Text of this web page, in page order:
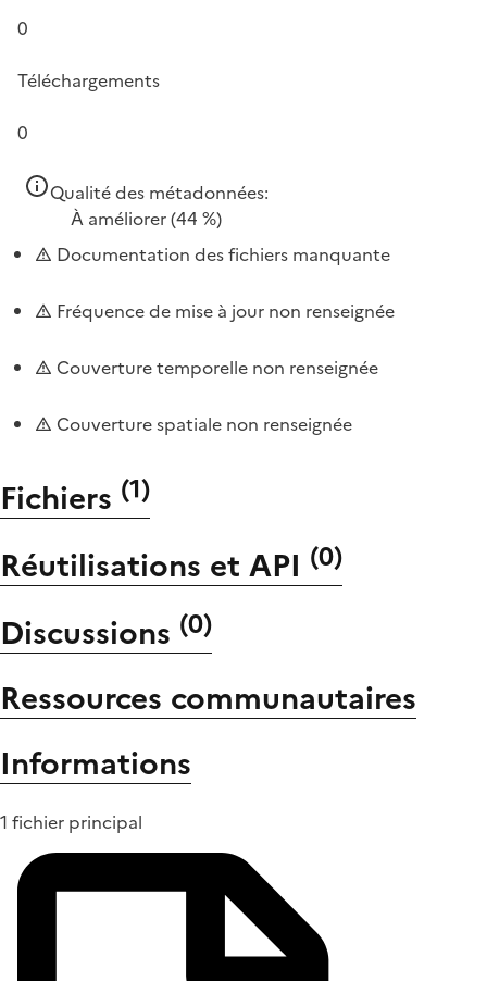
0
Téléchargements
0
Qualité des métadonnées:
À améliorer(44 %)
Documentation des fichiers manquante
Fréquence de mise à jour non renseignée
Couverture temporelle non renseignée
Couverture spatiale non renseignée
Fichiers (1)
Réutilisations et API (0)
Discussions (0)
Ressources communautaires
Informations
1 fichier principal